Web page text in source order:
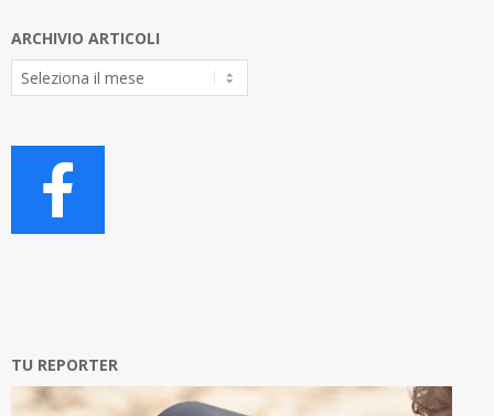
ARCHIVIO ARTICOLI
Archivio
Articoli
TU REPORTER